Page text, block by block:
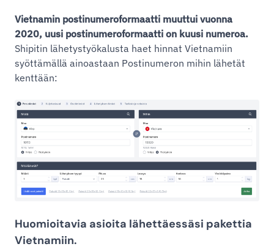
Vietnamin postinumeroformaatti muuttui vuonna
2020, uusi postinumeroformaatti on kuusi numeroa.
Shipitin lähetystyökalusta haet hinnat Vietnamiin
syöttämällä ainoastaan Postinumeron mihin lähetät
kenttään:
Huomioitavia asioita lähettäessäsi pakettia
Vietnamiin.